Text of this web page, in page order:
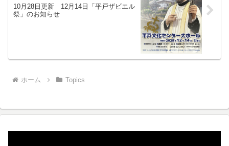
10月28日更新 12月14日「平戸ザビエル
祭」のお知らせ
ホーム Topics